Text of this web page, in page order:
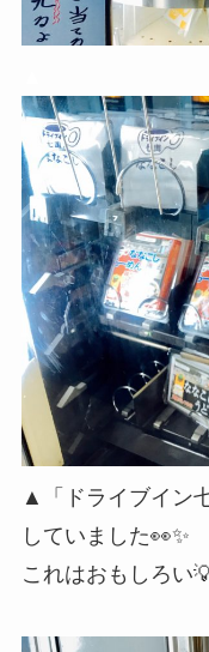
▲「ドライブイン
していました👀✨
これはおもしろい